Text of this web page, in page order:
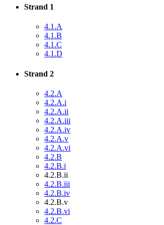
Strand 1
4.1.A
4.1.B
4.1.C
4.1.D
Strand 2
4.2.A
4.2.A.i
4.2.A.ii
4.2.A.iii
4.2.A.iv
4.2.A.v
4.2.A.vi
4.2.B
4.2.B.i
4.2.B.ii
4.2.B.iii
4.2.B.iv
4.2.B.v
4.2.B.vi
4.2.C